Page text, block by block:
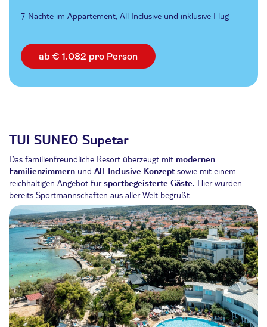
7 Nächte im Appartement, All Inclusive und inklusive Flug
ab € 1.082 pro Person
TUI SUNEO Supetar
Das familienfreundliche Resort überzeugt mit modernen
Familienzimmern und All-Inclusive Konzeptsowie mit einem
reichhaltigen Angebot fürsportbegeisterte Gäste. Hier wurden
bereits Sportmannschaften aus aller Welt begrüßt.